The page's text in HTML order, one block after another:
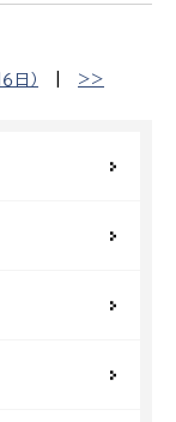
日） >>